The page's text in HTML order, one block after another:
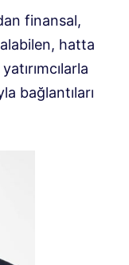
finansal,
hatta
bağlantıları